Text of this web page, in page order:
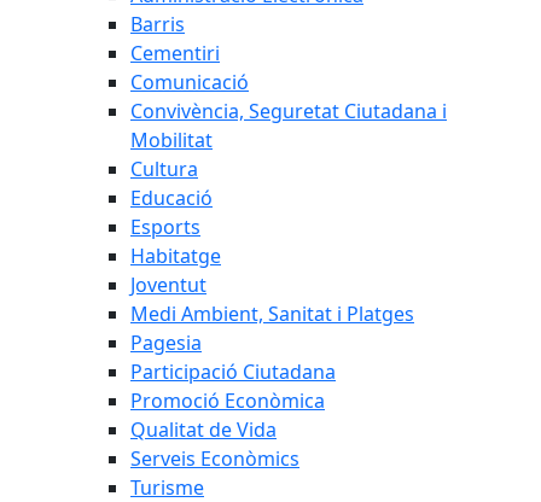
Barris
Cementiri
Comunicació
Convivència, Seguretat Ciutadana i
Mobilitat
Cultura
Educació
Esports
Habitatge
Joventut
Medi Ambient, Sanitat i Platges
Pagesia
Participació Ciutadana
Promoció Econòmica
Qualitat de Vida
Serveis Econòmics
Turisme